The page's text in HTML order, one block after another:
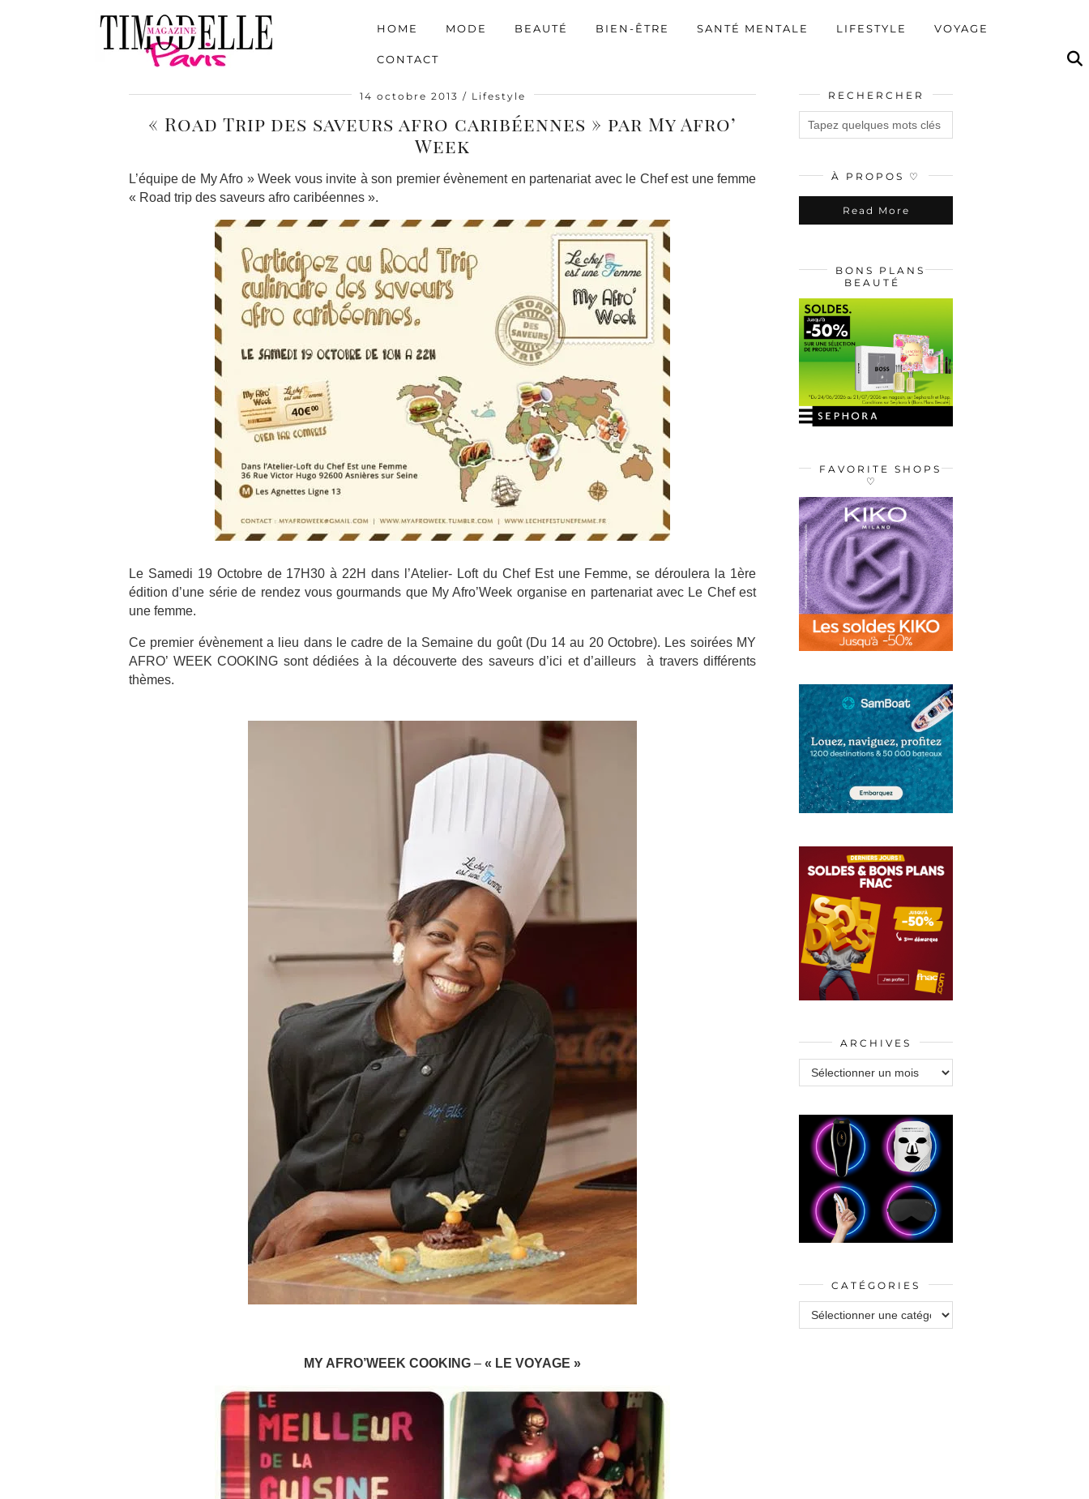
HOME MODE BEAUTÉ BIEN-ÊTRE SANTÉ MENTALE LIFESTYLE VOYAGE
CONTACT
14 octobre 2013 Lifestyle
« Road Trip des saveurs afro caribéennes » par My Afro’
Week
L’équipe de My Afro » Week vous invite à son premier évènement en partenariat avec le Chef est une femme
« Road trip des saveurs afro caribéennes ».
Le Samedi 19 Octobre de 17H30 à 22H dans l’Atelier- Loft du Chef Est une Femme, se déroulera la 1ère
édition d’une série de rendez vous gourmands que My Afro’Week organise en partenariat avec Le Chef est
une femme.
Ce premier évènement a lieu dans le cadre de la Semaine du goût (Du 14 au 20 Octobre). Les soirées MY
AFRO’ WEEK COOKING sont dédiées à la découverte des saveurs d’ici et d’ailleurs à travers différents
thèmes.
MY AFRO’WEEK COOKING – « LE VOYAGE »
RECHERCHER
À PROPOS ♡
Read More
BONS PLANS
BEAUTÉ
FAVORITE SHOPS
♡
ARCHIVES
Archives
CATÉGORIES
Catégories